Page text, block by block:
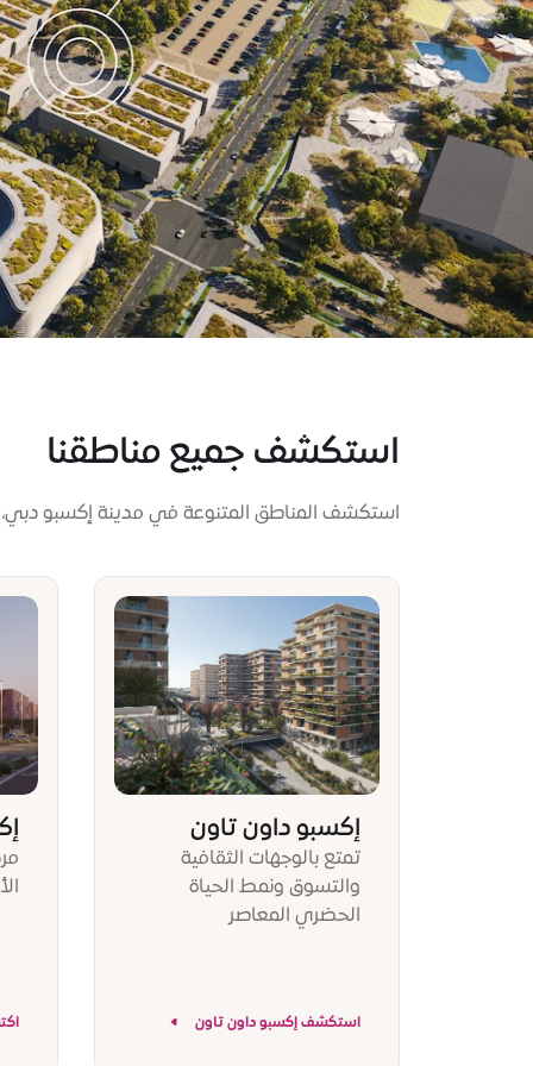
استكشف جميع مناطقنا
استكشف المناطق المتنوعة في مدينة إكسبو
إكسبو داون تاون
تمتع بالوجهات الثقافية
والتسوق ونمط الحياة
الحضري المعاصر
استكشف إكسبو داون تاون